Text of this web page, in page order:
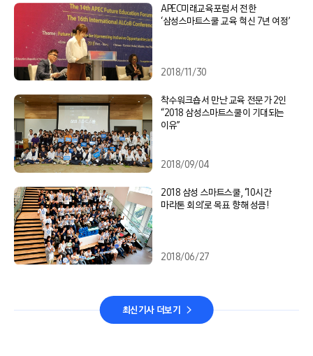
APEC미래교육포럼서 전한
‘삼성스마트스쿨 교육 혁신 7년 여정’
2018/11/30
착수워크숍서 만난 교육 전문가 2인
“2018 삼성스마트스쿨이 기대되는
이유”
2018/09/04
2018 삼성 스마트스쿨, ‘10시간
마라톤 회의’로 목표 향해 성큼!
2018/06/27
최신기사 더보기